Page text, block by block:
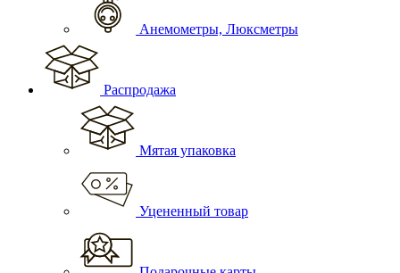
Анемометры, Люксметры
Распродажа
Мятая упаковка
Уцененный товар